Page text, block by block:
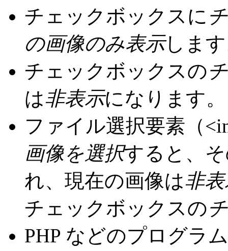
チェックボックスに
の画像のみ表示しま
チェックボックスの
は非表示になります。
ファイル選択要素（
画像を選択すると、
れ、現在の画像は非
チェックボックスの
PHP などのプログラ